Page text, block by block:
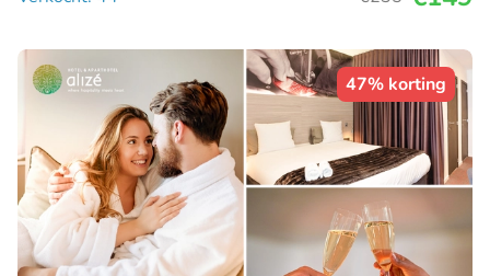
47% korting